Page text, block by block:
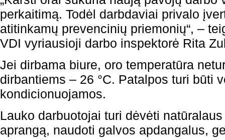
perkaitimą. Todėl darbdaviai privalo
atitinkamų prevencinių priemonių“, –
VDI vyriausioji darbo inspektorė Rita
Jei dirbama biure, oro temperatūra
dirbantiems – 26 °C. Patalpos turi būti
kondicionuojamos.
Lauko darbuotojai turi dėvėti
aprangą, naudoti galvos apdangalus,